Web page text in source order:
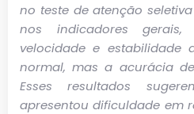
no teste de atenção
nos indicadores
velocidade e estabilidade
normal, mas a acurácia
Esses resultados
apresentou dificuldade em